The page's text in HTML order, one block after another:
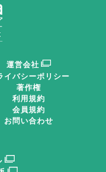
ポンプでは対応で
まりを引き起こす厳
これらに対応するた
ヒアリングを行い、
る。また、汎用ポン
め、耐久性の向上が
運営会社
イバシーポリシー
著作権
利用規約
会員規約
お問い合わせ